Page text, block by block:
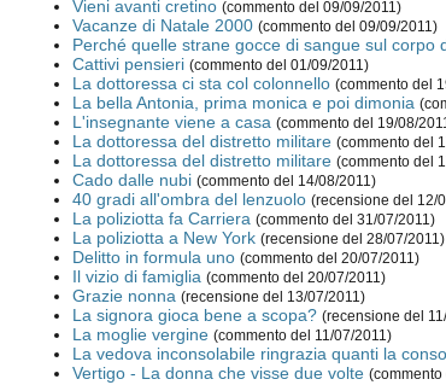
Vieni avanti cretino (commento del 09/09/2011)
Vacanze di Natale 2000 (commento del 09/09/2011)
Perché quelle strane gocce di sangue sul corpo
Cattivi pensieri (commento del 01/09/2011)
La dottoressa ci sta col colonnello (commento del
La bella Antonia, prima monica e poi dimonia
L'insegnante viene a casa (commento del 19/08/
La dottoressa del distretto militare (commento del
La dottoressa del distretto militare (commento del
Cado dalle nubi (commento del 14/08/2011)
40 gradi all'ombra del lenzuolo (recensione del 12/
La poliziotta fa Carriera (commento del 31/07/2011)
La poliziotta a New York (recensione del 28/07/2011)
Delitto in formula uno (commento del 20/07/2011)
Il vizio di famiglia (commento del 20/07/2011)
Grazie nonna (recensione del 13/07/2011)
La signora gioca bene a scopa? (recensione del
La moglie vergine (commento del 11/07/2011)
La vedova inconsolabile ringrazia quanti la
Vertigo - La donna che visse due volte (commento